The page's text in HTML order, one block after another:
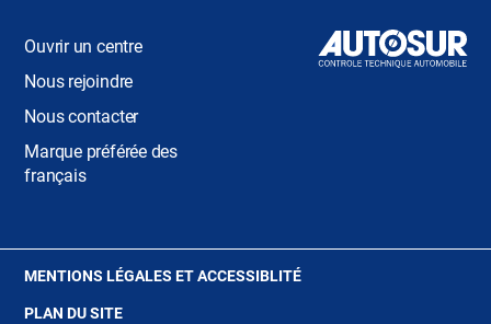
Ouvrir un centre
Nous rejoindre
Nous contacter
Marque préférée des
français
MENTIONS LÉGALES ET ACCESSIBLITÉ(OUVRE
PLAN DU SITE